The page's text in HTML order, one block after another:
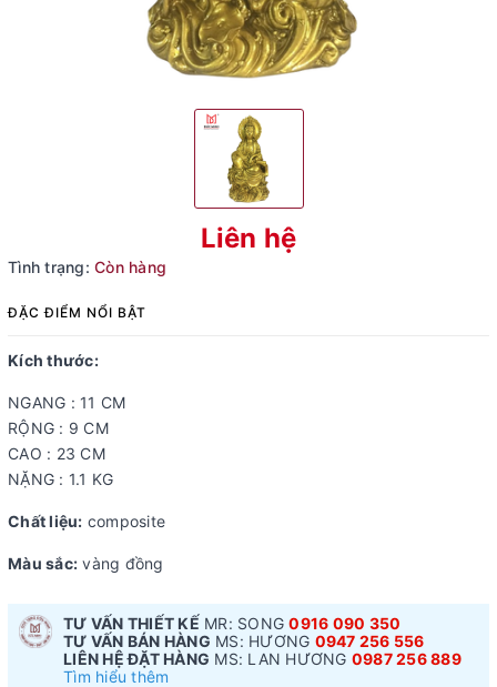
Liên hệ
Tình trạng: Còn hàng
ĐẶC ĐIỂM NỔI BẬT
Kích thước:
NGANG : 11 CM
RỘNG : 9 CM
CAO : 23 CM
NẶNG : 1.1 KG
Chất liệu: composite
Màu sắc: vàng đồng
TƯ VẤN THIẾT KẾ MR: SONG0916 090 350
TƯ VẤN BÁN HÀNG MS: HƯƠNG 0947 256 556
LIÊN HỆ ĐẶT HÀNG MS: LAN HƯƠNG 0987 256 889
Tìm hiểu thêm